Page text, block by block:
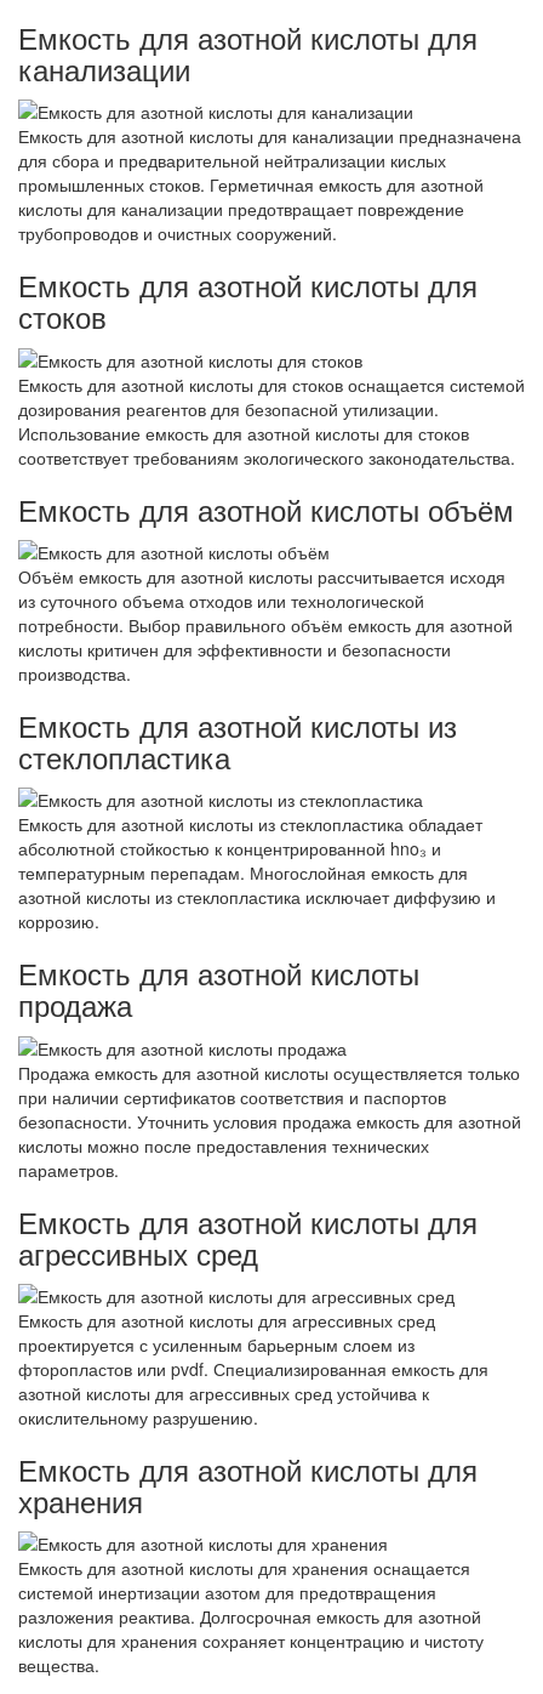
Емкость для азотной кислоты для
канализации
Емкость для азотной кислоты для канализации предназначена
для сбора и предварительной нейтрализации кислых
промышленных стоков. Герметичная емкость для азотной
кислоты для канализации предотвращает повреждение
трубопроводов и очистных сооружений.
Емкость для азотной кислоты для
стоков
Емкость для азотной кислоты для стоков оснащается системой
дозирования реагентов для безопасной утилизации.
Использование емкость для азотной кислоты для стоков
соответствует требованиям экологического законодательства.
Емкость для азотной кислоты объём
Объём емкость для азотной кислоты рассчитывается исходя
из суточного объема отходов или технологической
потребности. Выбор правильного объём емкость для азотной
кислоты критичен для эффективности и безопасности
производства.
Емкость для азотной кислоты из
стеклопластика
Емкость для азотной кислоты из стеклопластика обладает
абсолютной стойкостью к концентрированной hno₃ и
температурным перепадам. Многослойная емкость для
азотной кислоты из стеклопластика исключает диффузию и
коррозию.
Емкость для азотной кислоты
продажа
Продажа емкость для азотной кислоты осуществляется только
при наличии сертификатов соответствия и паспортов
безопасности. Уточнить условия продажа емкость для азотной
кислоты можно после предоставления технических
параметров.
Емкость для азотной кислоты для
агрессивных сред
Емкость для азотной кислоты для агрессивных сред
проектируется с усиленным барьерным слоем из
фторопластов или pvdf. Специализированная емкость для
азотной кислоты для агрессивных сред устойчива к
окислительному разрушению.
Емкость для азотной кислоты для
хранения
Емкость для азотной кислоты для хранения оснащается
системой инертизации азотом для предотвращения
разложения реактива. Долгосрочная емкость для азотной
кислоты для хранения сохраняет концентрацию и чистоту
вещества.